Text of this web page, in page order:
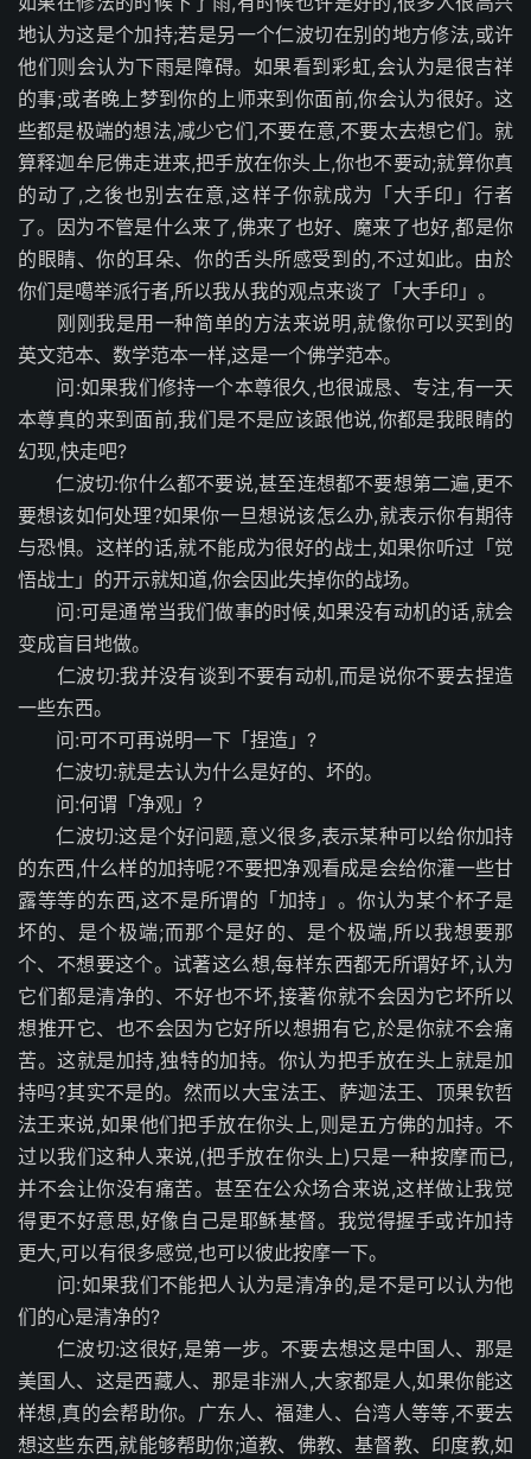
地认为这是个加持;若是另一个仁波切在别的地方修法,或许
他们则会认为下雨是障碍。如果看到彩虹,会认为是很吉祥
的事;或者晚上梦到你的上师来到你面前,你会认为很好。这
些都是极端的想法,减少它们,不要在意,不要太去想它们。就
算释迦牟尼佛走进来,把手放在你头上,你也不要动;就算你真
的动了,之後也别去在意,这样子你就成为「大手印」行者
了。因为不管是什么来了,佛来了也好、魔来了也好,都是你
的眼睛、你的耳朵、你的舌头所感受到的,不过如此。由於
你们是噶举派行者,所以我从我的观点来谈了「大手印」。
刚刚我是用一种简单的方法来说明,就像你可以买到的
英文范本、数学范本一样,这是一个佛学范本。
问:如果我们修持一个本尊很久,也很诚恳、专注,有一天
本尊真的来到面前,我们是不是应该跟他说,你都是我眼睛的
幻现,快走吧?
仁波切:你什么都不要说,甚至连想都不要想第二遍,更不
要想该如何处理?如果你一旦想说该怎么办,就表示你有期待
与恐惧。这样的话,就不能成为很好的战士,如果你听过「觉
悟战士」的开示就知道,你会因此失掉你的战场。
问:可是通常当我们做事的时候,如果没有动机的话,就会
变成盲目地做。
仁波切:我并没有谈到不要有动机,而是说你不要去捏造
一些东西。
问:可不可再说明一下「捏造」?
仁波切:就是去认为什么是好的、坏的。
问:何谓「净观」?
仁波切:这是个好问题,意义很多,表示某种可以给你加持
的东西,什么样的加持呢?不要把净观看成是会给你灌一些甘
露等等的东西,这不是所谓的「加持」。你认为某个杯子是
坏的、是个极端;而那个是好的、是个极端,所以我想要那
个、不想要这个。试著这么想,每样东西都无所谓好坏,认为
它们都是清净的、不好也不坏,接著你就不会因为它坏所以
想推开它、也不会因为它好所以想拥有它,於是你就不会痛
苦。这就是加持,独特的加持。你认为把手放在头上就是加
持吗?其实不是的。然而以大宝法王、萨迦法王、顶果钦哲
法王来说,如果他们把手放在你头上,则是五方佛的加持。不
过以我们这种人来说,(把手放在你头上)只是一种按摩而已,
并不会让你没有痛苦。甚至在公众场合来说,这样做让我觉
得更不好意思,好像自己是耶稣基督。我觉得握手或许加持
更大,可以有很多感觉,也可以彼此按摩一下。
问:如果我们不能把人认为是清净的,是不是可以认为他
们的心是清净的?
仁波切:这很好,是第一步。不要去想这是中国人、那是
美国人、这是西藏人、那是非洲人,大家都是人,如果你能这
样想,真的会帮助你。广东人、福建人、台湾人等等,不要去
想这些东西,就能够帮助你;道教、佛教、基督教、印度教,如